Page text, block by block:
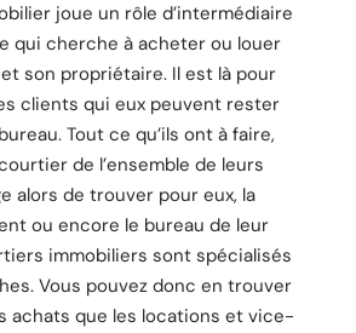
joue un rôle d’intermédiaire
qui cherche à acheter ou louer
son propriétaire. Il est là pour
clients qui eux peuvent rester
Tout ce qu’ils ont à faire,
de l’ensemble de leurs
alors de trouver pour eux, la
ou encore le bureau de leur
immobiliers sont spécialisés
Vous pouvez donc en trouver
achats que les locations et vice-